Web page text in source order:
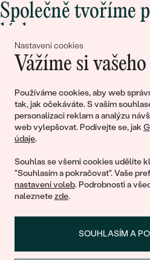
Nastavení cookies
Vážíme si
Používáme cookies, aby web
tak, jak očekáváte. S vaším
personalizaci reklam a analýzu
web vylepšovat. Podívejte se, jak
údaje.
Souhlas se všemi cookies udělíte
"Souhlasím a pokračovat". Vaše
nastavení voleb. Podrobnosti a
naleznetezde.
SOUHLASÍM A
Společně tvoříme
Připojte se k nám!
© 2011 - 2026, Eppi.cz